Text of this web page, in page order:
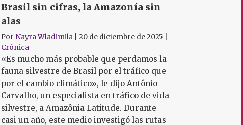
Brasil sin cifras, la Amazonía sin
alas
Por Nayra Wladimila |20 de diciembre de 2025
Crónica
«Es mucho más probable que perdamos la
fauna silvestre de Brasil por el tráfico que
por el cambio climático», le dijo Antônio
Carvalho, un especialista en tráfico de vida
silvestre, a Amazônia Latitude. Durante
casi un año, este medio investigó las rutas